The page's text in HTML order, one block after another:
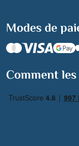
Modes de
Comment